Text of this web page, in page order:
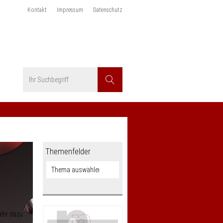
Kontakt Impressum Datenschutz
Suchen
dazu
Themenfelder